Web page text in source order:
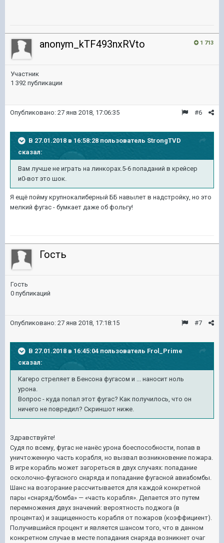
1 713
anonym_kTF493nxRVto
Участник
1 392 публикации
#6
Опубликовано: 27 янв 2018, 17:06:35
В 27.01.2018 в 16:58:28 пользователь StrongTVD
сказал:
Вам лучше не играть на линкорах.5-6 попаданий в крейсер
и0-вот это шок.
Я ещё пойму крупнокалиберный ББ навылет в надстройку, но это
мелкий фугас - бумкает даже об фольгу!
Гость
Гость
0 публикаций
#7
Опубликовано: 27 янв 2018, 17:18:15
В 27.01.2018 в 16:45:04 пользователь Frol_Prime
сказал:
Кагеро стреляет в Бенсона фугасом и ... наносит ноль
урона.
Вопрос - куда попал этот фугас? Как получилось, что он
ничего не повредил? Скриншот ниже.
Здравствуйте!
Судя по всему, фугас не нанёс урона боеспособности, попав в
уничтоженную часть корабля, но вызвал возникновение пожара.
В игре корабль может загореться в двух случаях: попадание
осколочно-фугасного снаряда и попадание фугасной авиабомбы.
Шанс на возгорание рассчитывается для каждой конкретной
пары «снаряд/бомба» — «часть корабля». Делается это путем
перемножения двух значений: вероятность поджога (в
процентах) и защищенность корабля от пожаров (коэффициент).
Получившийся процент и является шансом того, что в данном
конкретном случае в месте попадания снаряда возникнет очаг